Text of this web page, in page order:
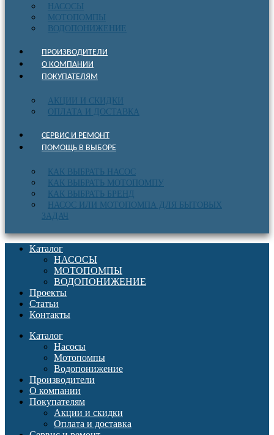
НАСОСЫ
МОТОПОМПЫ
ВОДОПОНИЖЕНИЕ
ПРОИЗВОДИТЕЛИ
О КОМПАНИИ
ПОКУПАТЕЛЯМ
АКЦИИ И СКИДКИ
ОПЛАТА И ДОСТАВКА
СЕРВИС И РЕМОНТ
ПОМОЩЬ В ВЫБОРЕ
КАК ВЫБРАТЬ НАСОС
КАК ВЫБРАТЬ МОТОПОМПУ
КАК ВЫБРАТЬ БРЕНД
НАСОС ИЛИ МОТОПОМПА ДЛЯ БЫТОВЫХ
ЗАДАЧ
Каталог
НАСОСЫ
МОТОПОМПЫ
ВОДОПОНИЖЕНИЕ
Проекты
Статьи
Контакты
Каталог
Насосы
Мотопомпы
Водопонижение
Производители
О компании
Покупателям
Акции и скидки
Оплата и доставка